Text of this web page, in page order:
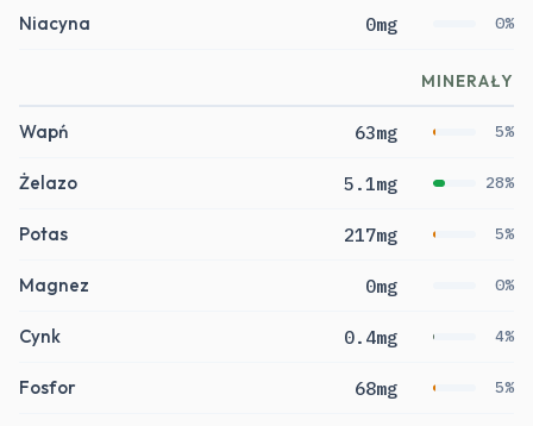
Niacyna 0mg 0%
MINERAŁY
Wapń 63mg 5%
Żelazo 5.1mg 28%
Potas 217mg 5%
Magnez 0mg 0%
Cynk 0.4mg 4%
Fosfor 68mg 5%